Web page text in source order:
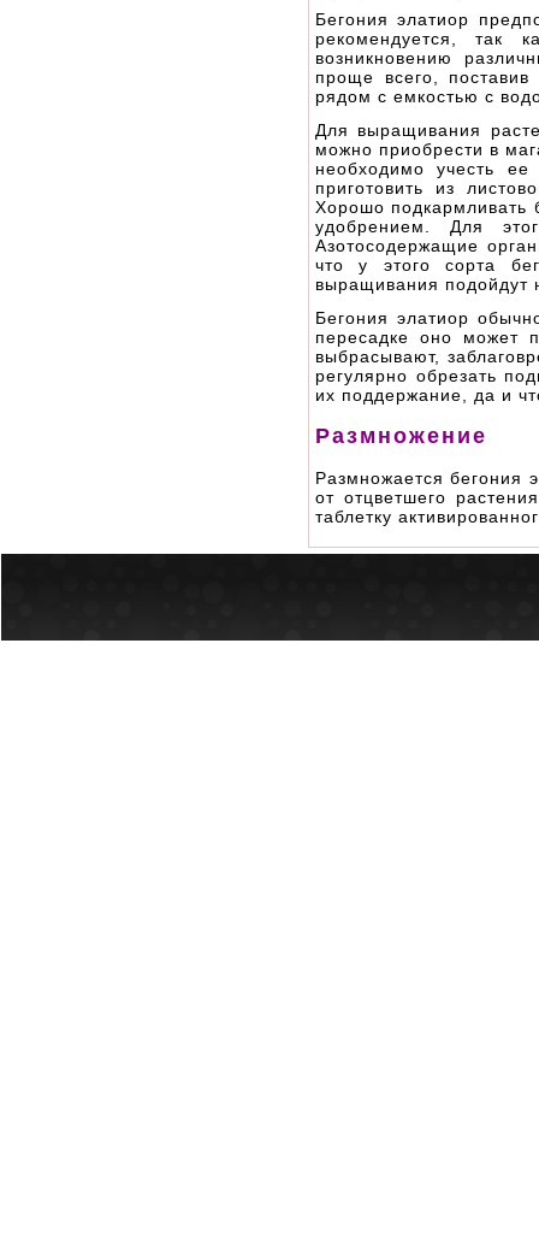
Бегония элатиор
рекомендуется, так
возникновению
проще всего,
рядом с емкостью с
Для выращивания
можно приобрести в
необходимо учесть
приготовить из
Хорошо подкармливать
удобрением. Для
Азотосодержащие
что у этого сорта
выращивания подойдут
Бегония элатиор
пересадке оно может
выбрасывают,
регулярно обрезать
их поддержание, да и
Размножение
Размножается бегония
от отцветшего
таблетку